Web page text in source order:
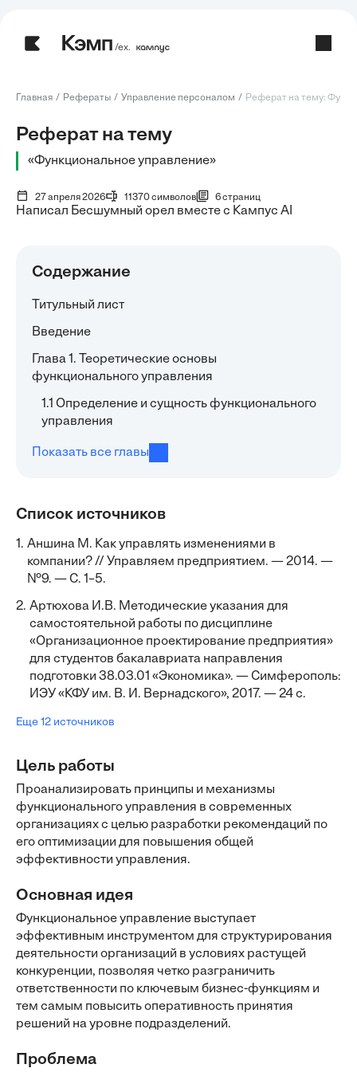
/ех.
Главная Рефераты Управление персоналом Реферат на тему:
Реферат на тему
«Функциональное управление»
27 апреля 2026 11370 символов 6 страниц
Написал Бесшумный орел вместе с Кампус AI
Содержание
Титульный лист
Введение
Глава 1. Теоретические основы
функционального управления
1.1 Определение и сущность функционального
управления
Показать все главы
Список источников
1. Аншина М. Как управлять изменениями в
компании? // Управляем предприятием. — 2014. —
№9. — С. 1–5.
2. Артюхова И.В. Методические указания для
самостоятельной работы по дисциплине
«Организационное проектирование предприятия»
для студентов бакалавриата направления
подготовки 38.03.01 «Экономика». — Симферополь:
ИЭУ «КФУ им. В. И. Вернадского», 2017. — 24 с.
Еще 12 источников
Цель работы
Проанализировать принципы и механизмы
функционального управления в современных
организациях с целью разработки рекомендаций по
его оптимизации для повышения общей
эффективности управления.
Основная идея
Функциональное управление выступает
эффективным инструментом для структурирования
деятельности организаций в условиях растущей
конкуренции, позволяя четко разграничить
ответственности по ключевым бизнес-функциям и
тем самым повысить оперативность принятия
решений на уровне подразделений.
Проблема